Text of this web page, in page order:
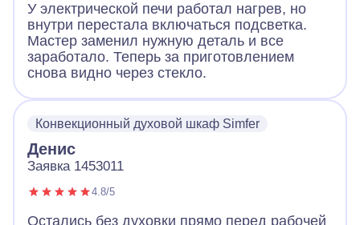
У электрической печи работал нагрев, но
внутри перестала включаться подсветка.
Мастер заменил нужную деталь и все
заработало. Теперь за приготовлением
снова видно через стекло.
Конвекционный духовой шкаф Simfer
Денис
Заявка 1453011
4.8/5
Остались без духовки прямо перед рабочей